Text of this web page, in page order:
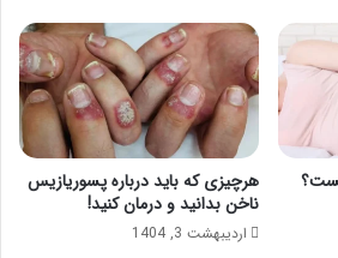
هرچیزی که باید درباره پسوریازیس
ناخن بدانید و درمان کنید!
اردیبهشت 3, 1404